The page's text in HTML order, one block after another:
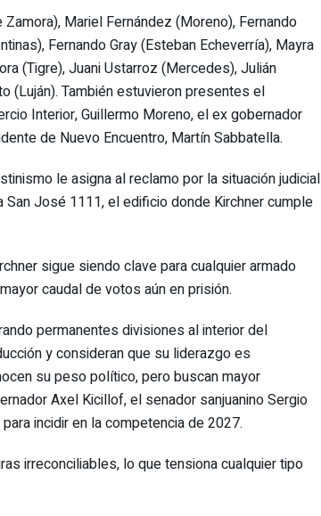
Mariel Fernández (Moreno), Fernando
Fernando Gray (Esteban Echeverría), Mayra
(Tigre), Juani Ustarroz (Mercedes), Julián
(Luján). También estuvieron presentes el
Interior, Guillermo Moreno, el ex gobernador
de Nuevo Encuentro, Martín Sabbatella.
le asigna al reclamo por la situación judicial
José 1111, el edificio donde Kirchner cumple
sigue siendo clave para cualquier armado
caudal de votos aún en prisión.
permanentes divisiones al interior del
y consideran que su liderazgo es
su peso político, pero buscan mayor
Axel Kicillof, el senador sanjuanino Sergio
incidir en la competencia de 2027.
irreconciliables, lo que tensiona cualquier tipo